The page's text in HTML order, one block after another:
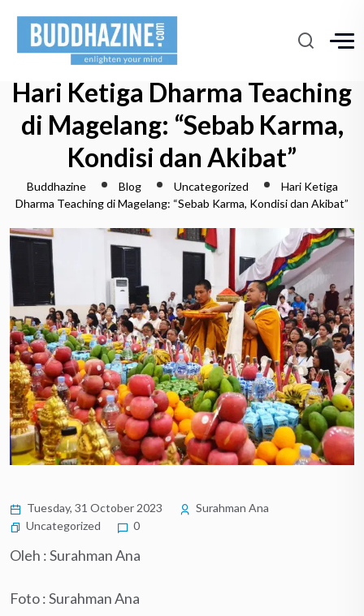
Hari Ketiga Dharma Teaching
di Magelang: “Sebab Karma,
Kondisi dan Akibat”
Buddhazine Blog Uncategorized
Hari Ketiga
Dharma Teaching di Magelang: “Sebab Karma, Kondisi dan Akibat”
Tuesday, 31 October 2023
Surahman Ana
Uncategorized
0
Oleh : Surahman Ana
Foto : Surahman Ana